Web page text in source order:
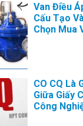
Van Điều
Cấu Tạo
Chọn Mua
CO CQ Là
Giữa Giấy
Công